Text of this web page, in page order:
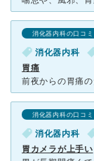
消化器内科の口コミ
消化器内科
胃痛
消化器内科の口コミ
消化器内科
胃カメラが上手い